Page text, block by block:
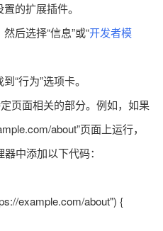
的扩展插件。
后选择“信息”或“开发者模
“行为”选项卡。
页面相关的部分。例如，如果
about”页面上运行，
中添加以下代码：
example.com/about") {